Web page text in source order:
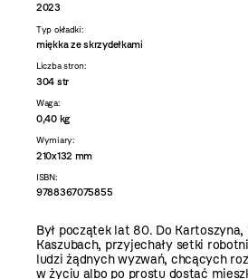
2023
Typ okładki:
miękka ze skrzydełkami
Liczba stron:
304 str
Waga:
0,40 kg
Wymiary:
210x132 mm
ISBN:
9788367075855
Był początek lat 80. Do
Kaszubach, przyjechały setki
ludzi żądnych wyzwań, chcących
w życiu albo po prostu dostać